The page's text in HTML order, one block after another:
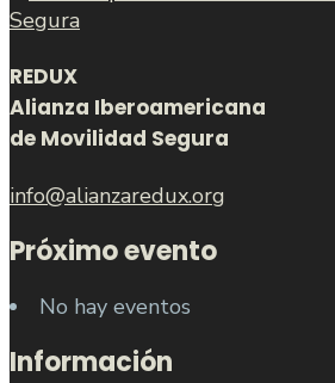
REDUX
Alianza Iberoamericana
de Movilidad Segura
info@alianzaredux.org
Próximo evento
No hay eventos
Información